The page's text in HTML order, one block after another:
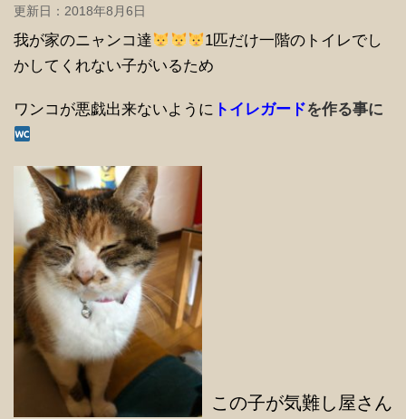
更新日： 2018年8月6日
我が家のニャンコ達 1匹だけ一階のトイレでし
かしてくれない子がいるため
ワンコが悪戯出来ないように トイレガードを作る事に
この子が気難し屋さ ん